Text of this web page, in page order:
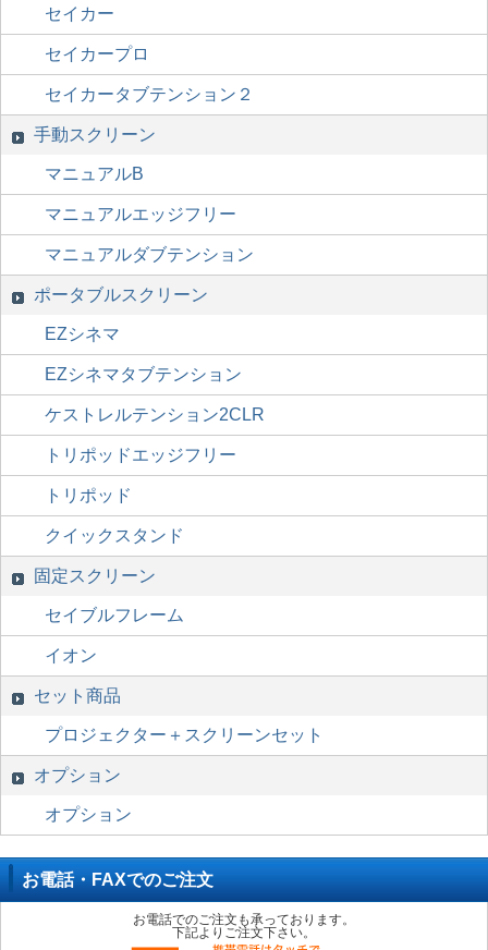
セイカー
セイカープロ
セイカータブテンション２
手動スクリーン
マニュアルB
マニュアルエッジフリー
マニュアルダブテンション
ポータブルスクリーン
EZシネマ
EZシネマタブテンション
ケストレルテンション2CLR
トリポッドエッジフリー
トリポッド
クイックスタンド
固定スクリーン
セイブルフレーム
イオン
セット商品
プロジェクター＋スクリーンセット
オプション
オプション
お電話・FAXでのご注文
お電話でのご注文も承っております。
下記よりご注文下さい。